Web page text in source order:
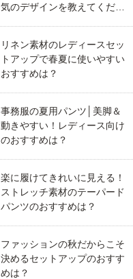
気のデザインを教えてくださ
リネン素材のレディースセッ
トアップで春夏に使いやすい
おすすめは？
事務服の夏用パンツ│美脚＆
動きやすい！レディース向け
のおすすめは？
楽に履けてきれいに見える！
ストレッチ素材のテーパード
パンツのおすすめは？
ファッションの秋だからこそ
決めるセットアップのおすす
めは？